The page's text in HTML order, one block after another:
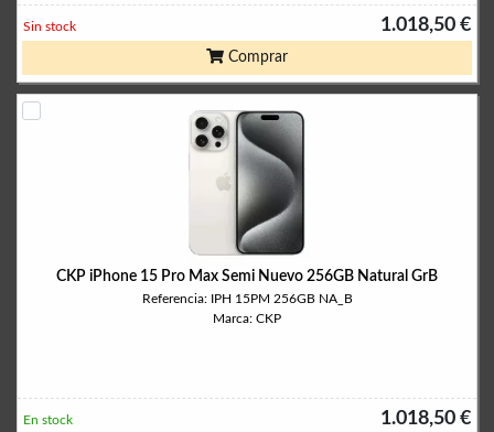
1.018,50 €
Sin stock
Comprar
CKP iPhone 15 Pro Max Semi Nuevo 256GB Natural GrB
Referencia: IPH 15PM 256GB NA_B
Marca: CKP
1.018,50 €
En stock